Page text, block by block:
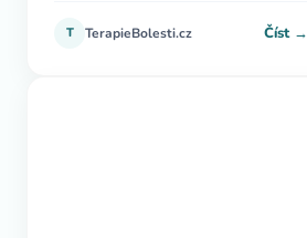
T TerapieBolesti.cz Číst →